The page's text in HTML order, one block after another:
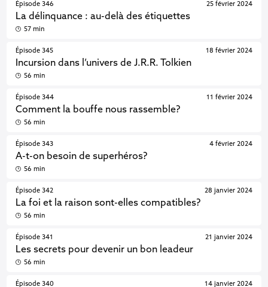
Épisode 346
La délinquance : au-delà des étiquettes
25 février 2024
57 min
Épisode 345
Incursion dans l’univers de J.R.R. Tolkien
18 février 2024
56 min
Épisode 344
Comment la bouffe nous rassemble?
11 février 2024
56 min
Épisode 343
A-t-on besoin de superhéros?
4 février 2024
56 min
Épisode 342
La foi et la raison sont-elles compatibles?
28 janvier 2024
56 min
Épisode 341
Les secrets pour devenir un bon leadeur
21 janvier 2024
56 min
Épisode 340 14 janvier 2024